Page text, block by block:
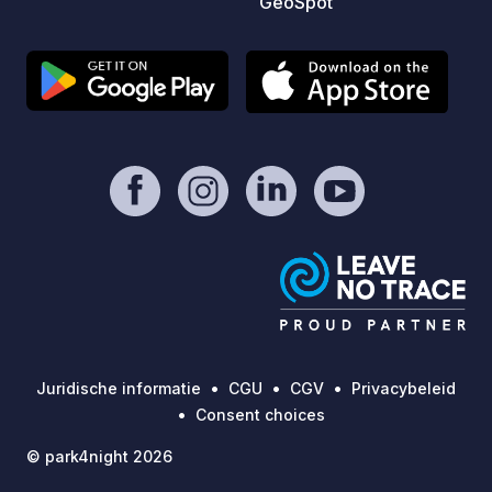
aankoop van wijn kunt u betalen met
geen pinpassen (geen netwerkbereik
in de kelder).
Juridische informatie CGU CGV
Privacybeleid
Consent choices
© park4night 2026